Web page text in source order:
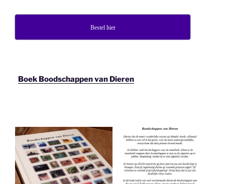
Bestel hier
Boek Boodschappen van Dieren